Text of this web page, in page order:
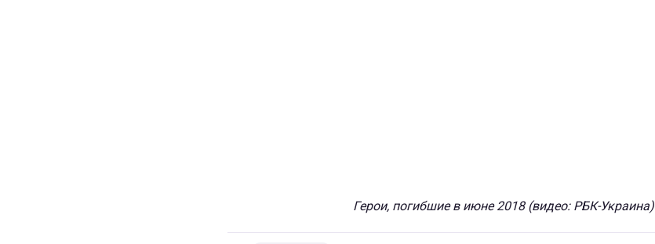
Герои, погибшие в июне 2018 (видео: РБК-Украина)